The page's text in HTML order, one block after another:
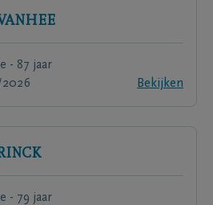
- 87 jaar
Bekijken
- 79 jaar